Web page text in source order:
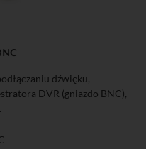
dźwięku,
DVR (gniazdo BNC),